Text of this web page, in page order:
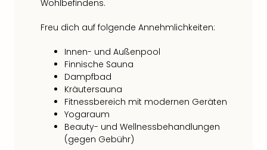
Wohlbefindens.
Freu dich auf folgende Annehmlichkeiten:
Innen- und Außenpool
Finnische Sauna
Dampfbad
Kräutersauna
Fitnessbereich mit modernen Geräten
Yogaraum
Beauty- und Wellnessbehandlungen
(gegen Gebühr)